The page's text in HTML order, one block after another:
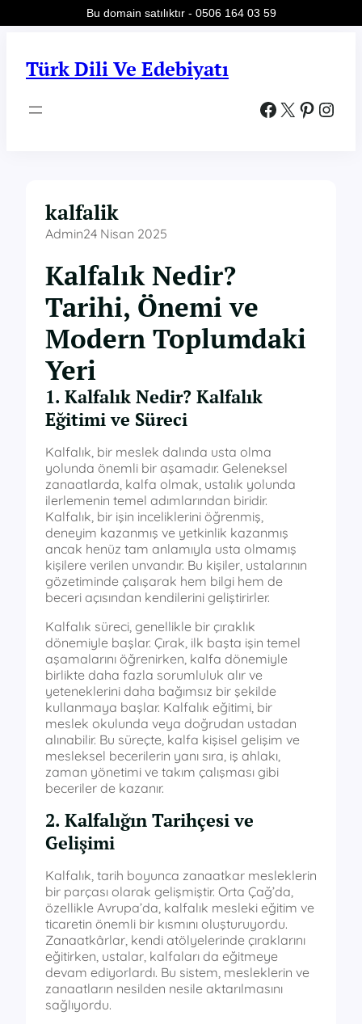
Türk Dili Ve Edebiyatı
Facebook X Pinterest Instagram
kalfalik
Admin24 Nisan 2025
Kalfalık Nedir?
Tarihi, Önemi ve
Modern Toplumdaki
Yeri
1. Kalfalık Nedir? Kalfalık
Eğitimi ve Süreci
Kalfalık, bir meslek dalında usta olma
yolunda önemli bir aşamadır. Geleneksel
zanaatlarda, kalfa olmak, ustalık yolunda
ilerlemenin temel adımlarından biridir.
Kalfalık, bir işin inceliklerini öğrenmiş,
deneyim kazanmış ve yetkinlik kazanmış
ancak henüz tam anlamıyla usta olmamış
kişilere verilen unvandır. Bu kişiler, ustalarının
gözetiminde çalışarak hem bilgi hem de
beceri açısından kendilerini geliştirirler.
Kalfalık süreci, genellikle bir çıraklık
dönemiyle başlar. Çırak, ilk başta işin temel
aşamalarını öğrenirken, kalfa dönemiyle
birlikte daha fazla sorumluluk alır ve
yeteneklerini daha bağımsız bir şekilde
kullanmaya başlar. Kalfalık eğitimi, bir
meslek okulunda veya doğrudan ustadan
alınabilir. Bu süreçte, kalfa kişisel gelişim ve
mesleksel becerilerin yanı sıra, iş ahlakı,
zaman yönetimi ve takım çalışması gibi
beceriler de kazanır.
2. Kalfalığın Tarihçesi ve
Gelişimi
Kalfalık, tarih boyunca zanaatkar mesleklerin
bir parçası olarak gelişmiştir. Orta Çağ’da,
özellikle Avrupa’da, kalfalık mesleki eğitim ve
ticaretin önemli bir kısmını oluşturuyordu.
Zanaatkârlar, kendi atölyelerinde çıraklarını
eğitirken, ustalar, kalfaları da eğitmeye
devam ediyorlardı. Bu sistem, mesleklerin ve
zanaatların nesilden nesile aktarılmasını
sağlıyordu.
Bu domain satılıktır - 0506 164 03 59